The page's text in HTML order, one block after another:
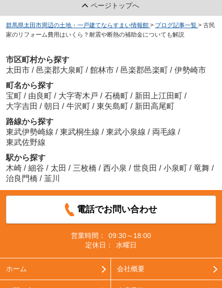
ページトップへ
群馬県太田市周辺の土地・一戸建てならすまい情報館 > ブログ記事一覧 > 古民
家のリフォーム費用はいくら？耐震や断熱の補助金についても解説
市区町村から探す
太田市 / 邑楽郡大泉町 / 館林市 / 邑楽郡邑楽町 / 伊勢崎市
町名から探す
宝町 / 由良町 / 大字寄木戸 / 石橋町 / 新田上江田町 /
大字吉田 / 朝日 / 牛沢町 / 東矢島町 / 新田高尾町
路線から探す
東武伊勢崎線 / 東武桐生線 / 東武小泉線 / 両毛線 /
東武佐野線
駅から探す
木崎 / 細谷 / 太田 / 三枚橋 / 西小泉 / 世良田 / 小泉町 / 竜舞 /
治良門橋 / 韮川
電話でお問い合わせ
営業時間：
09:30～18:00
定休日：
水曜日
ホーム 会社概要